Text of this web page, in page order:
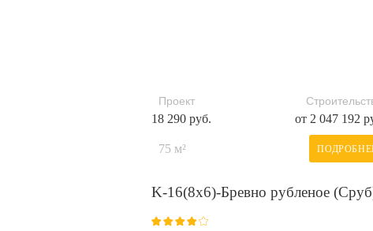
Проект
18 290 руб. от 2 047 192
75 м²
K-16(8х6)-Бревно рубленое